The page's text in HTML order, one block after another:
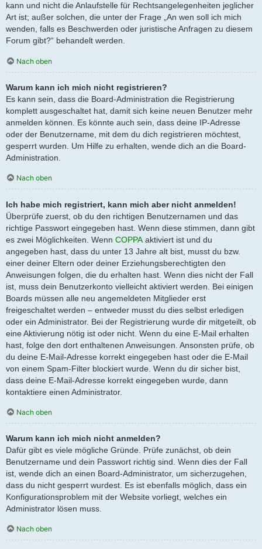
kann und nicht die Anlaufstelle für Rechtsangelegenheiten jeglicher
Art ist; außer solchen, die unter der Frage „An wen soll ich mich
wenden, falls es Beschwerden oder juristische Anfragen zu diesem
Forum gibt?“ behandelt werden.
Nach oben
Warum kann ich mich nicht registrieren?
Es kann sein, dass die Board-Administration die Registrierung
komplett ausgeschaltet hat, damit sich keine neuen Benutzer mehr
anmelden können. Es könnte auch sein, dass deine IP-Adresse
oder der Benutzername, mit dem du dich registrieren möchtest,
gesperrt wurden. Um Hilfe zu erhalten, wende dich an die Board-
Administration.
Nach oben
Ich habe mich registriert, kann mich aber nicht anmelden!
Überprüfe zuerst, ob du den richtigen Benutzernamen und das
richtige Passwort eingegeben hast. Wenn diese stimmen, dann gibt
es zwei Möglichkeiten. Wenn COPPA aktiviert ist und du
angegeben hast, dass du unter 13 Jahre alt bist, musst du bzw.
einer deiner Eltern oder deiner Erziehungsberechtigten den
Anweisungen folgen, die du erhalten hast. Wenn dies nicht der Fall
ist, muss dein Benutzerkonto vielleicht aktiviert werden. Bei einigen
Boards müssen alle neu angemeldeten Mitglieder erst
freigeschaltet werden – entweder musst du dies selbst erledigen
oder ein Administrator. Bei der Registrierung wurde dir mitgeteilt, ob
eine Aktivierung nötig ist oder nicht. Wenn du eine E-Mail erhalten
hast, folge den dort enthaltenen Anweisungen. Ansonsten prüfe, ob
du deine E-Mail-Adresse korrekt eingegeben hast oder die E-Mail
von einem Spam-Filter blockiert wurde. Wenn du dir sicher bist,
dass deine E-Mail-Adresse korrekt eingegeben wurde, dann
kontaktiere einen Administrator.
Nach oben
Warum kann ich mich nicht anmelden?
Dafür gibt es viele mögliche Gründe. Prüfe zunächst, ob dein
Benutzername und dein Passwort richtig sind. Wenn dies der Fall
ist, wende dich an einen Board-Administrator, um sicherzugehen,
dass du nicht gesperrt wurdest. Es ist ebenfalls möglich, dass ein
Konfigurationsproblem mit der Website vorliegt, welches ein
Administrator lösen muss.
Nach oben